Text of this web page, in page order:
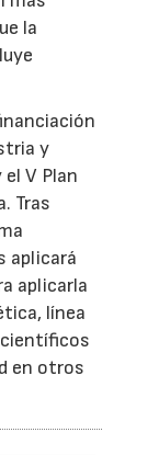
la
y
V Plan
Tras
aplicará
aplicarla
línea
en otros